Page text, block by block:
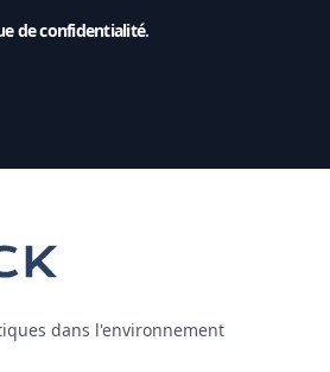
de confidentialité.
dans l'environnement